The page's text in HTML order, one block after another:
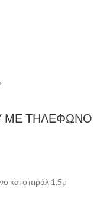
ΜΕ ΤΗΛΈΦΩΝΟ
και σπιράλ 1,5μ